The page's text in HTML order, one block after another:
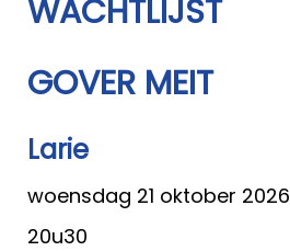
WACHTLIJST
GOVER MEIT
Larie
woensdag 21 oktober 2026
20u30